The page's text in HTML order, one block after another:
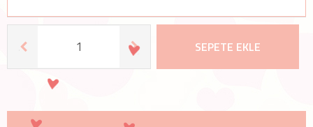
SEPETE EKLE